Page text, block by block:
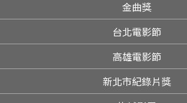
金曲獎
台北電影節
高雄電影節
新北市紀錄片獎